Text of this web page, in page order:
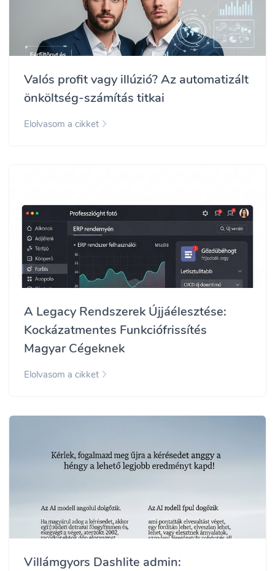
Valós profit vagy illúzió? Az automatizált
önköltség-számítás titkai
Elolvasom a cikket
A Legacy Rendszerek Újjáélesztése:
Kockázatmentes Funkciófrissítés
Magyar Cégeknek
Elolvasom a cikket
Villámgyors Dashlite admin: